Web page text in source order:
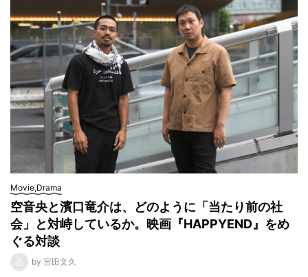
Movie,Drama
空音央と濱口竜介は、どのように「当たり前の社
会」と対峙しているか。映画『HAPPYEND』をめ
ぐる対談
by 宮田文久